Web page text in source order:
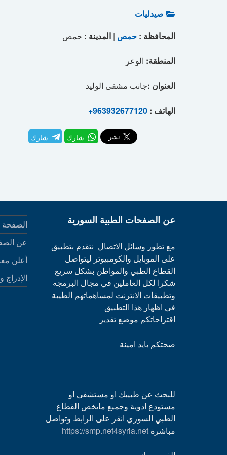
صيدليات
المحافظة : حمص | المدينة : حمص
المنطقة: الوعر
العنوان :جانب مشفى الوليد
الهاتف : +963932677120
شارك شارك
عن الصفحات الطبية السورية
مع تطور وسائل الاتصال نتقدم بتطبيق
على الموبايل والكومبيوتر ليتواصل
القطاع الطبي والمواطن بشكل سريع
شكرا لكل العاملين في مجال البرمجه
وتطبيقات الانترنت لمساهماتهم الطيبة
في اظهار هذا التطبيق
اقتراحاتكم موضع تقدير
صحتكم بايد امينة
للبحث عن طبيبك او مستشفى او
مستودع ادوية وجميع مايخص القطاع
الطبي السوري انقر على الرابط وتواصل
مباشرة https://smp.net4syria.net
الصفحة
عن
أعلن
الإدراج